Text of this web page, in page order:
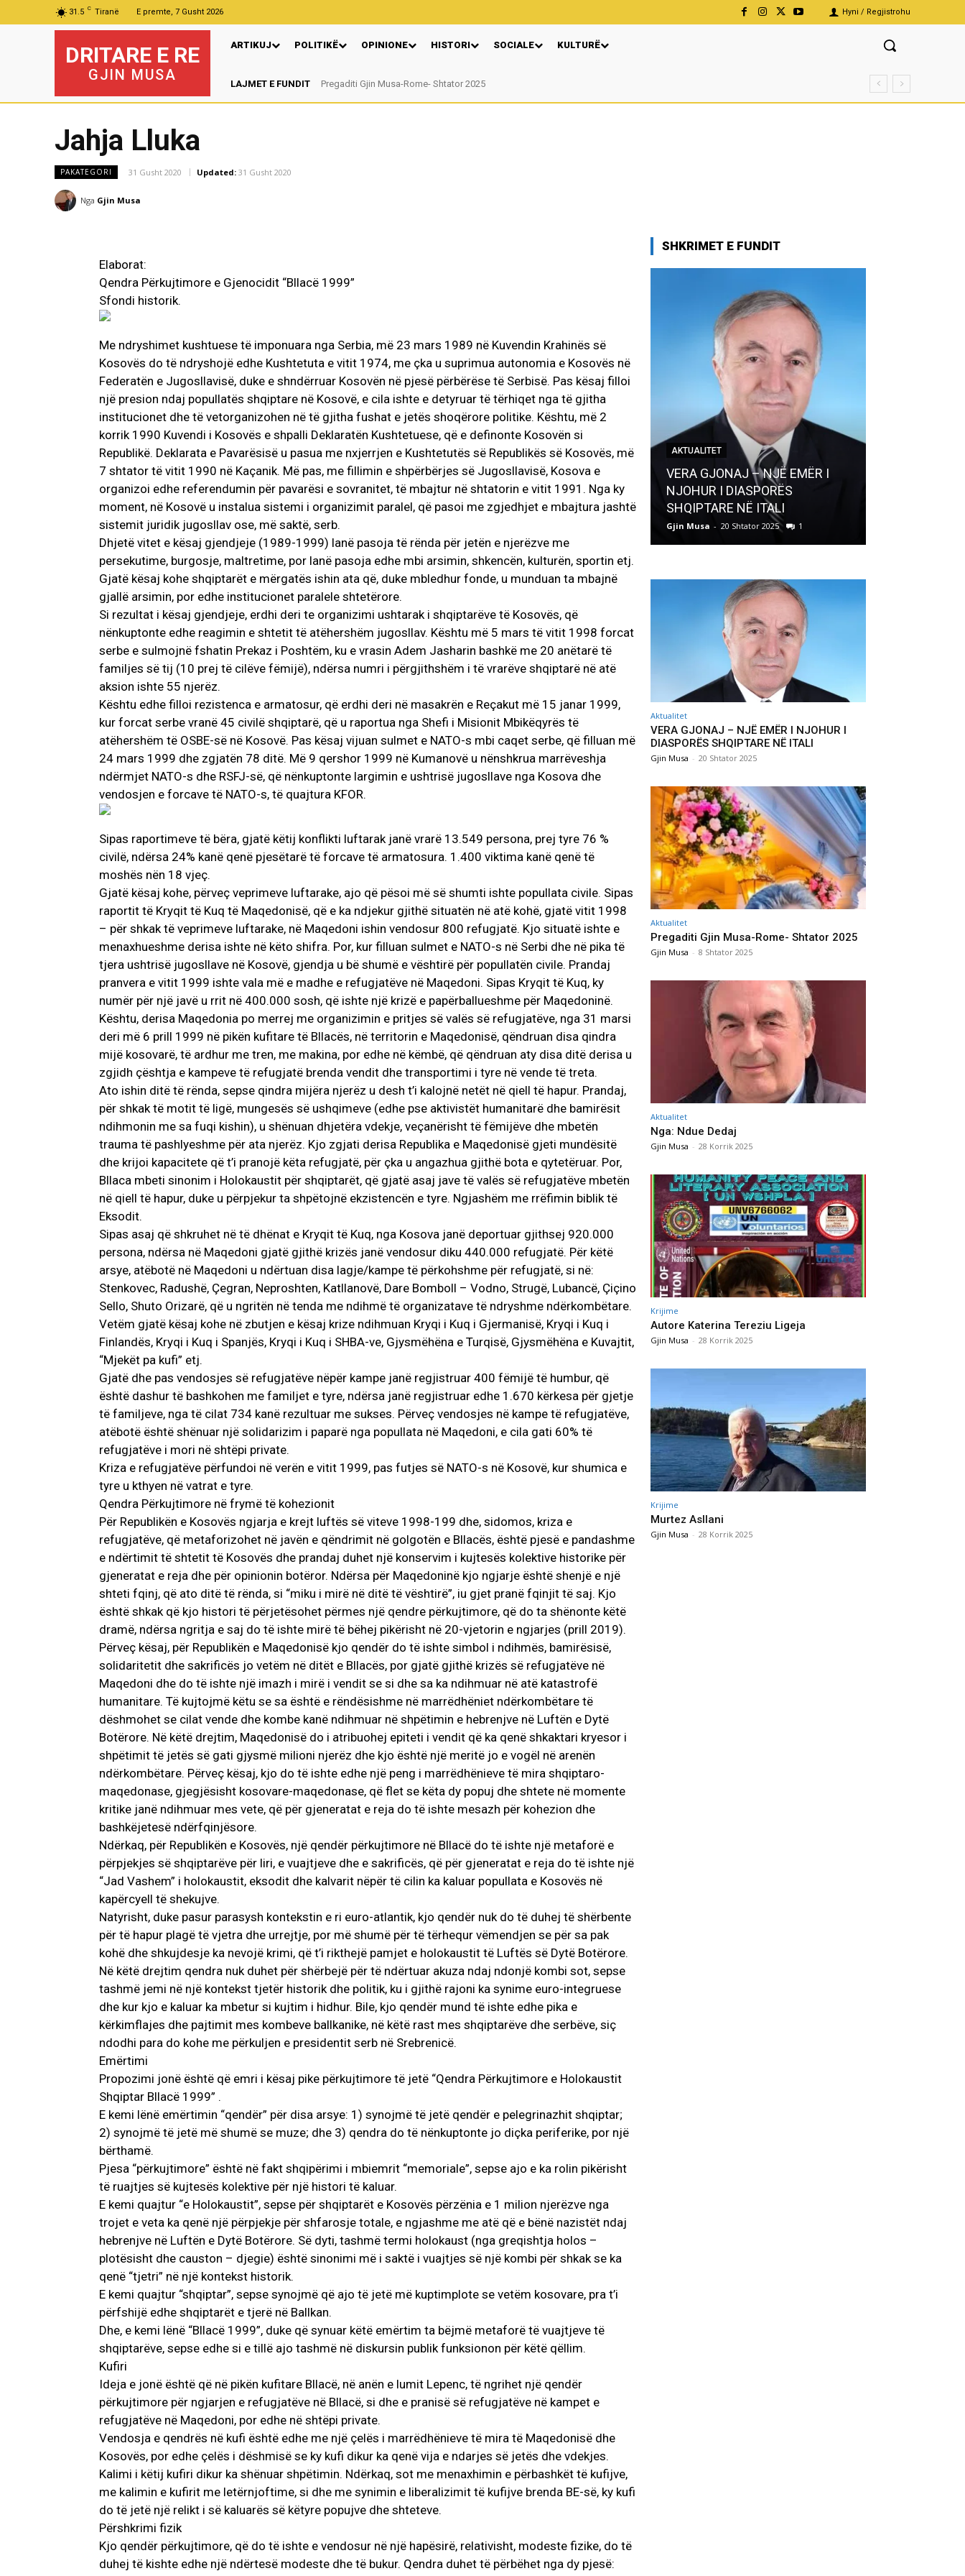
31.5 C Tiranë E premte, 7 Gusht 2026 Hyni / Regjistrohu
DRITARE E RE
GJIN MUSA
ARTIKUJ POLITIKË OPINIONE HISTORI SOCIALE KULTURË
LAJMET E FUNDIT Pregaditi Gjin Musa-Rome- Shtator 2025
Jahja Lluka
PAKATEGORI 31 Gusht 2020 Updated: 31 Gusht 2020
Nga Gjin Musa
Elaborat:
Qendra Përkujtimore e Gjenocidit “Bllacë 1999”
Sfondi historik.
Me ndryshimet kushtuese të imponuara nga Serbia, më 23 mars 1989 në Kuvendin Krahinës së
Kosovës do të ndryshojë edhe Kushtetuta e vitit 1974, me çka u suprimua autonomia e Kosovës në
Federatën e Jugosllavisë, duke e shndërruar Kosovën në pjesë përbërëse të Serbisë. Pas kësaj filloi
një presion ndaj popullatës shqiptare në Kosovë, e cila ishte e detyruar të tërhiqet nga të gjitha
institucionet dhe të vetorganizohen në të gjitha fushat e jetës shoqërore politike. Kështu, më 2
korrik 1990 Kuvendi i Kosovës e shpalli Deklaratën Kushtetuese, që e definonte Kosovën si
Republikë. Deklarata e Pavarësisë u pasua me nxjerrjen e Kushtetutës së Republikës së Kosovës, më
7 shtator të vitit 1990 në Kaçanik. Më pas, me fillimin e shpërbërjes së Jugosllavisë, Kosova e
organizoi edhe referendumin për pavarësi e sovranitet, të mbajtur në shtatorin e vitit 1991. Nga ky
moment, në Kosovë u instalua sistemi i organizimit paralel, që pasoi me zgjedhjet e mbajtura jashtë
sistemit juridik jugosllav ose, më saktë, serb.
Dhjetë vitet e kësaj gjendjeje (1989-1999) lanë pasoja të rënda për jetën e njerëzve me
persekutime, burgosje, maltretime, por lanë pasoja edhe mbi arsimin, shkencën, kulturën, sportin etj.
Gjatë kësaj kohe shqiptarët e mërgatës ishin ata që, duke mbledhur fonde, u munduan ta mbajnë
gjallë arsimin, por edhe institucionet paralele shtetërore.
Si rezultat i kësaj gjendjeje, erdhi deri te organizimi ushtarak i shqiptarëve të Kosovës, që
nënkuptonte edhe reagimin e shtetit të atëhershëm jugosllav. Kështu më 5 mars të vitit 1998 forcat
serbe e sulmojnë fshatin Prekaz i Poshtëm, ku e vrasin Adem Jasharin bashkë me 20 anëtarë të
familjes së tij (10 prej të cilëve fëmijë), ndërsa numri i përgjithshëm i të vrarëve shqiptarë në atë
aksion ishte 55 njerëz.
Kështu edhe filloi rezistenca e armatosur, që erdhi deri në masakrën e Reçakut më 15 janar 1999,
kur forcat serbe vranë 45 civilë shqiptarë, që u raportua nga Shefi i Misionit Mbikëqyrës të
atëhershëm të OSBE-së në Kosovë. Pas kësaj vijuan sulmet e NATO-s mbi caqet serbe, që filluan më
24 mars 1999 dhe zgjatën 78 ditë. Më 9 qershor 1999 në Kumanovë u nënshkrua marrëveshja
ndërmjet NATO-s dhe RSFJ-së, që nënkuptonte largimin e ushtrisë jugosllave nga Kosova dhe
vendosjen e forcave të NATO-s, të quajtura KFOR.
Sipas raportimeve të bëra, gjatë këtij konflikti luftarak janë vrarë 13.549 persona, prej tyre 76 %
civilë, ndërsa 24% kanë qenë pjesëtarë të forcave të armatosura. 1.400 viktima kanë qenë të
moshës nën 18 vjeç.
Gjatë kësaj kohe, përveç veprimeve luftarake, ajo që pësoi më së shumti ishte popullata civile. Sipas
raportit të Kryqit të Kuq të Maqedonisë, që e ka ndjekur gjithë situatën në atë kohë, gjatë vitit 1998
– për shkak të veprimeve luftarake, në Maqedoni ishin vendosur 800 refugjatë. Kjo situatë ishte e
menaxhueshme derisa ishte në këto shifra. Por, kur filluan sulmet e NATO-s në Serbi dhe në pika të
tjera ushtrisë jugosllave në Kosovë, gjendja u bë shumë e vështirë për popullatën civile. Prandaj
pranvera e vitit 1999 ishte vala më e madhe e refugjatëve në Maqedoni. Sipas Kryqit të Kuq, ky
numër për një javë u rrit në 400.000 sosh, që ishte një krizë e papërballueshme për Maqedoninë.
Kështu, derisa Maqedonia po merrej me organizimin e pritjes së valës së refugjatëve, nga 31 marsi
deri më 6 prill 1999 në pikën kufitare të Bllacës, në territorin e Maqedonisë, qëndruan disa qindra
mijë kosovarë, të ardhur me tren, me makina, por edhe në këmbë, që qëndruan aty disa ditë derisa u
zgjidh çështja e kampeve të refugjatë brenda vendit dhe transportimi i tyre në vende të treta.
Ato ishin ditë të rënda, sepse qindra mijëra njerëz u desh t’i kalojnë netët në qiell të hapur. Prandaj,
për shkak të motit të ligë, mungesës së ushqimeve (edhe pse aktivistët humanitarë dhe bamirësit
ndihmonin me sa fuqi kishin), u shënuan dhjetëra vdekje, veçanërisht të fëmijëve dhe mbetën
trauma të pashlyeshme për ata njerëz. Kjo zgjati derisa Republika e Maqedonisë gjeti mundësitë
dhe krijoi kapacitete që t’i pranojë këta refugjatë, për çka u angazhua gjithë bota e qytetëruar. Por,
Bllaca mbeti sinonim i Holokaustit për shqiptarët, që gjatë asaj jave të valës së refugjatëve mbetën
në qiell të hapur, duke u përpjekur ta shpëtojnë ekzistencën e tyre. Ngjashëm me rrëfimin biblik të
Eksodit.
Sipas asaj që shkruhet në të dhënat e Kryqit të Kuq, nga Kosova janë deportuar gjithsej 920.000
persona, ndërsa në Maqedoni gjatë gjithë krizës janë vendosur diku 440.000 refugjatë. Për këtë
arsye, atëbotë në Maqedoni u ndërtuan disa lagje/kampe të përkohshme për refugjatë, si në:
Stenkovec, Radushë, Çegran, Neproshten, Katllanovë, Dare Bomboll – Vodno, Strugë, Lubancë, Çiçino
Sello, Shuto Orizarë, që u ngritën në tenda me ndihmë të organizatave të ndryshme ndërkombëtare.
Vetëm gjatë kësaj kohe në zbutjen e kësaj krize ndihmuan Kryqi i Kuq i Gjermanisë, Kryqi i Kuq i
Finlandës, Kryqi i Kuq i Spanjës, Kryqi i Kuq i SHBA-ve, Gjysmëhëna e Turqisë, Gjysmëhëna e Kuvajtit,
“Mjekët pa kufi” etj.
Gjatë dhe pas vendosjes së refugjatëve nëpër kampe janë regjistruar 400 fëmijë të humbur, që
është dashur të bashkohen me familjet e tyre, ndërsa janë regjistruar edhe 1.670 kërkesa për gjetje
të familjeve, nga të cilat 734 kanë rezultuar me sukses. Përveç vendosjes në kampe të refugjatëve,
atëbotë është shënuar një solidarizim i paparë nga popullata në Maqedoni, e cila gati 60% të
refugjatëve i mori në shtëpi private.
Kriza e refugjatëve përfundoi në verën e vitit 1999, pas futjes së NATO-s në Kosovë, kur shumica e
tyre u kthyen në vatrat e tyre.
Qendra Përkujtimore në frymë të kohezionit
Për Republikën e Kosovës ngjarja e krejt luftës së viteve 1998-199 dhe, sidomos, kriza e
refugjatëve, që metaforizohet në javën e qëndrimit në golgotën e Bllacës, është pjesë e pandashme
e ndërtimit të shtetit të Kosovës dhe prandaj duhet një konservim i kujtesës kolektive historike për
gjeneratat e reja dhe për opinionin botëror. Ndërsa për Maqedoninë kjo ngjarje është shenjë e një
shteti fqinj, që ato ditë të rënda, si “miku i mirë në ditë të vështirë”, iu gjet pranë fqinjit të saj. Kjo
është shkak që kjo histori të përjetësohet përmes një qendre përkujtimore, që do ta shënonte këtë
dramë, ndërsa ngritja e saj do të ishte mirë të bëhej pikërisht në 20-vjetorin e ngjarjes (prill 2019).
Përveç kësaj, për Republikën e Maqedonisë kjo qendër do të ishte simbol i ndihmës, bamirësisë,
solidaritetit dhe sakrificës jo vetëm në ditët e Bllacës, por gjatë gjithë krizës së refugjatëve në
Maqedoni dhe do të ishte një imazh i mirë i vendit se si dhe sa ka ndihmuar në atë katastrofë
humanitare. Të kujtojmë këtu se sa është e rëndësishme në marrëdhëniet ndërkombëtare të
dëshmohet se cilat vende dhe kombe kanë ndihmuar në shpëtimin e hebrenjve në Luftën e Dytë
Botërore. Në këtë drejtim, Maqedonisë do i atribuohej epiteti i vendit që ka qenë shkaktari kryesor i
shpëtimit të jetës së gati gjysmë milioni njerëz dhe kjo është një meritë jo e vogël në arenën
ndërkombëtare. Përveç kësaj, kjo do të ishte edhe një peng i marrëdhënieve të mira shqiptaro-
maqedonase, gjegjësisht kosovare-maqedonase, që flet se këta dy popuj dhe shtete në momente
kritike janë ndihmuar mes vete, që për gjeneratat e reja do të ishte mesazh për kohezion dhe
bashkëjetesë ndërfqinjësore.
Ndërkaq, për Republikën e Kosovës, një qendër përkujtimore në Bllacë do të ishte një metaforë e
përpjekjes së shqiptarëve për liri, e vuajtjeve dhe e sakrificës, që për gjeneratat e reja do të ishte një
“Jad Vashem” i holokaustit, eksodit dhe kalvarit nëpër të cilin ka kaluar popullata e Kosovës në
kapërcyell të shekujve.
Natyrisht, duke pasur parasysh kontekstin e ri euro-atlantik, kjo qendër nuk do të duhej të shërbente
për të hapur plagë të vjetra dhe urrejtje, por më shumë për të tërhequr vëmendjen se për sa pak
kohë dhe shkujdesje ka nevojë krimi, që t’i rikthejë pamjet e holokaustit të Luftës së Dytë Botërore.
Në këtë drejtim qendra nuk duhet për shërbejë për të ndërtuar akuza ndaj ndonjë kombi sot, sepse
tashmë jemi në një kontekst tjetër historik dhe politik, ku i gjithë rajoni ka synime euro-integruese
dhe kur kjo e kaluar ka mbetur si kujtim i hidhur. Bile, kjo qendër mund të ishte edhe pika e
kërkimflajes dhe pajtimit mes kombeve ballkanike, në këtë rast mes shqiptarëve dhe serbëve, siç
ndodhi para do kohe me përkuljen e presidentit serb në Srebrenicë.
Emërtimi
Propozimi jonë është që emri i kësaj pike përkujtimore të jetë “Qendra Përkujtimore e Holokaustit
Shqiptar Bllacë 1999” .
E kemi lënë emërtimin “qendër” për disa arsye: 1) synojmë të jetë qendër e pelegrinazhit shqiptar;
2) synojmë të jetë më shumë se muze; dhe 3) qendra do të nënkuptonte jo diçka periferike, por një
bërthamë.
Pjesa “përkujtimore” është në fakt shqipërimi i mbiemrit “memoriale”, sepse ajo e ka rolin pikërisht
të ruajtjes së kujtesës kolektive për një histori të kaluar.
E kemi quajtur “e Holokaustit”, sepse për shqiptarët e Kosovës përzënia e 1 milion njerëzve nga
trojet e veta ka qenë një përpjekje për shfarosje totale, e ngjashme me atë që e bënë nazistët ndaj
hebrenjve në Luftën e Dytë Botërore. Së dyti, tashmë termi holokaust (nga greqishtja holos –
plotësisht dhe causton – djegie) është sinonimi më i saktë i vuajtjes së një kombi për shkak se ka
qenë “tjetri” në një kontekst historik.
E kemi quajtur “shqiptar”, sepse synojmë që ajo të jetë më kuptimplote se vetëm kosovare, pra t’i
përfshijë edhe shqiptarët e tjerë në Ballkan.
Dhe, e kemi lënë “Bllacë 1999”, duke që synuar këtë emërtim ta bëjmë metaforë të vuajtjeve të
shqiptarëve, sepse edhe si e tillë ajo tashmë në diskursin publik funksionon për këtë qëllim.
Kufiri
Ideja e jonë është që në pikën kufitare Bllacë, në anën e lumit Lepenc, të ngrihet një qendër
përkujtimore për ngjarjen e refugjatëve në Bllacë, si dhe e pranisë së refugjatëve në kampet e
refugjatëve në Maqedoni, por edhe në shtëpi private.
Vendosja e qendrës në kufi është edhe me një çelës i marrëdhënieve të mira të Maqedonisë dhe
Kosovës, por edhe çelës i dëshmisë se ky kufi dikur ka qenë vija e ndarjes së jetës dhe vdekjes.
Kalimi i këtij kufiri dikur ka shënuar shpëtimin. Ndërkaq, sot me menaxhimin e përbashkët të kufijve,
me kalimin e kufirit me letërnjoftime, si dhe me synimin e liberalizimit të kufijve brenda BE-së, ky kufi
do të jetë një relikt i së kaluarës së këtyre popujve dhe shteteve.
Përshkrimi fizik
Kjo qendër përkujtimore, që do të ishte e vendosur në një hapësirë, relativisht, modeste fizike, do të
duhej të kishte edhe një ndërtesë modeste dhe të bukur. Qendra duhet të përbëhet nga dy pjesë:
SHKRIMET E FUNDIT
AKTUALITET
VERA GJONAJ – NJË EMËR I
NJOHUR I DIASPORËS
SHQIPTARE NË ITALI
Gjin Musa - 20 Shtator 2025 1
Aktualitet
VERA GJONAJ – NJË EMËR I NJOHUR I
DIASPORËS SHQIPTARE NË ITALI
Gjin Musa - 20 Shtator 2025
Aktualitet
Pregaditi Gjin Musa-Rome- Shtator 2025
Gjin Musa - 8 Shtator 2025
Aktualitet
Nga: Ndue Dedaj
Gjin Musa - 28 Korrik 2025
Krijime
Autore Katerina Tereziu Ligeja
Gjin Musa - 28 Korrik 2025
Krijime
Murtez Asllani
Gjin Musa - 28 Korrik 2025